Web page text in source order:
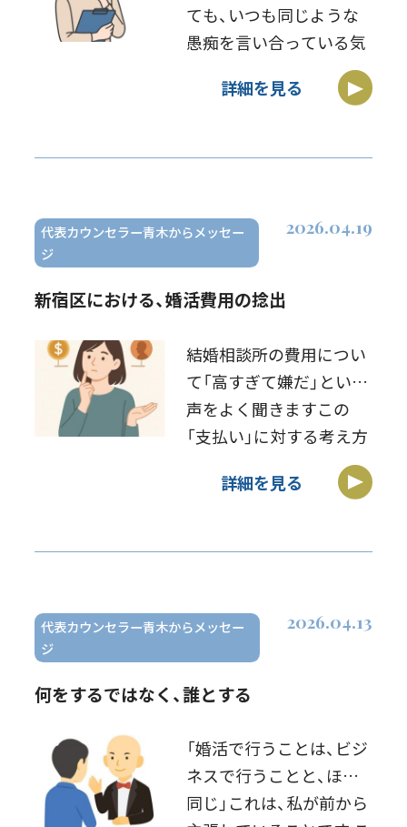
ても、いつも同じような
愚痴を言い合っている気
がするんです……」 先日、
新宿区のカフェでお会い
詳細を見る
代表カウンセラー青木からメッセー
ジ
2026.04.19
新宿区における、婚活費用の捻出
結婚相談所の費用につい
て「高すぎて嫌だ」という
声をよく聞きますこの
「支払い」に対する考え方
は、大きく二つに分かれ
ます まず、前者の場合「お
詳細を見る
代表カウンセラー青木からメッセー
ジ
2026.04.13
何をするではなく、誰とする
「婚活で行うことは、ビジ
ネスで行うことと、ほぼ
同じ」これは、私が前から